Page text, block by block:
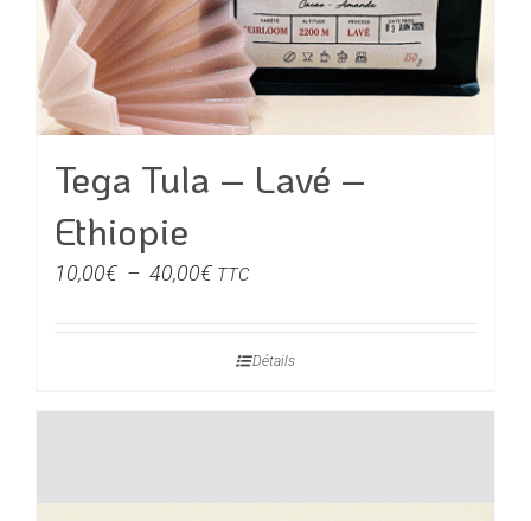
page
du
produit
Tega Tula – Lavé –
Ethiopie
10,00€ – 40,00€Plage
prix :
10,00€
TTC
Détails